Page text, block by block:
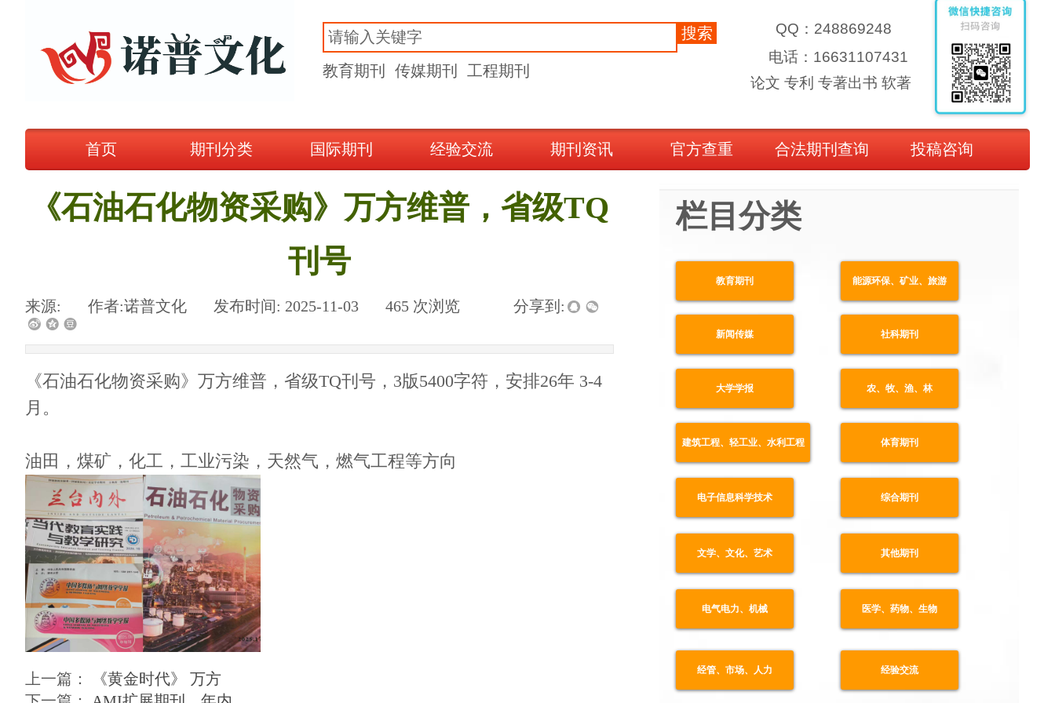
诺普文化 QQ：248869248
搜索
教育期刊 传媒期刊 工程期刊
电话：16631107431
论文 专利 专著出书 软著
首页 期刊分类 国际期刊 经验交流 期刊资讯 官方查重 合法期刊查询 投稿咨询
《石油石化物资采购》万方维普，省级TQ
刊号
来源: 作者:诺普文化 发布时间: 2025-11-03 465 次浏览 分享到:
《石油石化物资采购》万方维普，省级TQ刊号，3版5400字符，安排26年 3-4
月。
油田，煤矿，化工，工业污染，天然气，燃气工程等方向
上一篇：
《黄金时代》 万方
栏目分类
能源环保、矿业、旅游
教育期刊
社科期刊
新闻传媒
农、牧、渔、林
大学学报
体育期刊
建筑工程、轻工业、水利工程
电子信息科学技术 综合期刊
其他期刊
文学、文化、艺术
医学、药物、生物
电气电力、机械
经验交流
经管、市场、人力